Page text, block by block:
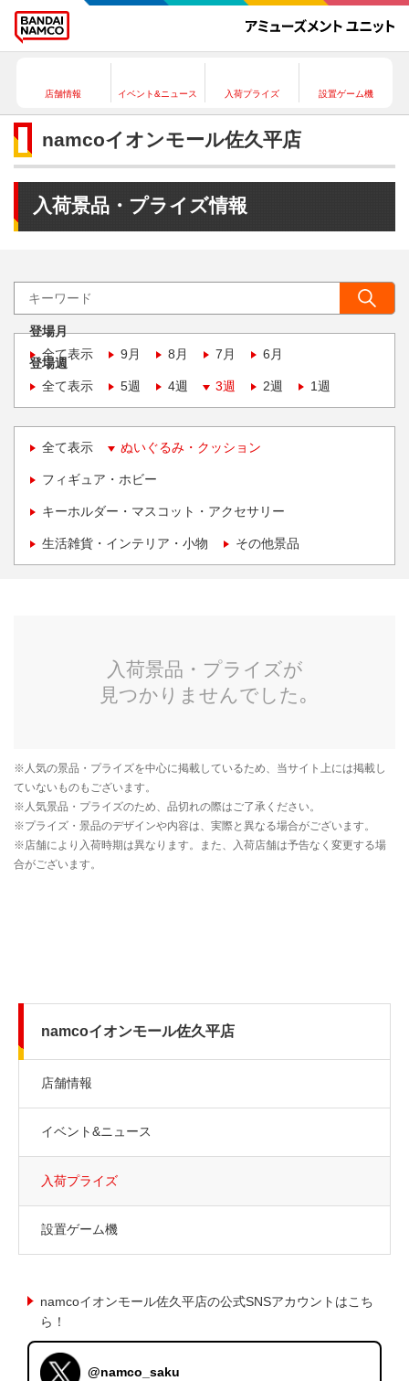
店舗情報 イベント&ニュース 入荷プライズ 設置ゲーム機
namcoイオンモール佐久平店
入荷景品・プライズ情報
登場月
全て表示
9月 8月 7月 6月
登場週
全て表示
5週 4週 3週 2週 1週
全て表示 ぬいぐるみ・クッション
フィギュア・ホビー
キーホルダー・マスコット・アクセサリー
生活雑貨・インテリア・小物 その他景品
namcoイオンモール佐久平店
店舗情報
イベント&ニュース
入荷プライズ
設置ゲーム機
namcoイオンモール佐久平店の公式SNSアカウントはこち
ら！
@namco_saku